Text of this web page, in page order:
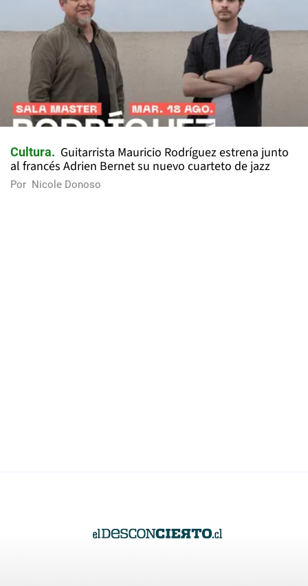
Cultura
Guitarrista Mauricio Rodríguez estrena junto
al francés Adrien Bernet su nuevo cuarteto de jazz
Por Nicole Donoso